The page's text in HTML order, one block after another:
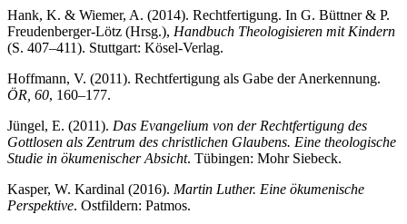
Hank, K. & Wiemer, A. (2014). Rechtfertigung. In G. Büttner & P.
Freudenberger-Lötz (Hrsg.), Handbuch Theologisieren mit Kindern
(S. 407–411). Stuttgart: Kösel-Verlag.
Hoffmann, V. (2011). Rechtfertigung als Gabe der Anerkennung.
ÖR, 60, 160–177.
Jüngel, E. (2011). Das Evangelium von der Rechtfertigung des
Gottlosen als Zentrum des christlichen Glaubens. Eine theologische
Studie in ökumenischer Absicht. Tübingen: Mohr Siebeck.
Kasper, W. Kardinal (2016). Martin Luther. Eine ökumenische
Perspektive. Ostfildern: Patmos.